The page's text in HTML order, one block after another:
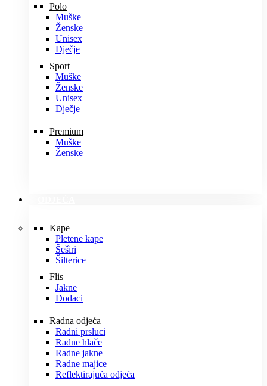
Polo
Muške
Ženske
Unisex
Dječje
Sport
Muške
Ženske
Unisex
Dječje
Premium
Muške
Ženske
Kape
Pletene kape
Šeširi
Šilterice
Flis
Jakne
Dodaci
Radna odjeća
Radni prsluci
Radne hlače
Radne jakne
Radne majice
Reflektirajuća odjeća